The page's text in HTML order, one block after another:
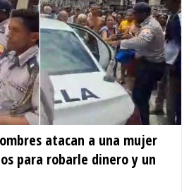
atacan a una mujer
para robarle dinero y un